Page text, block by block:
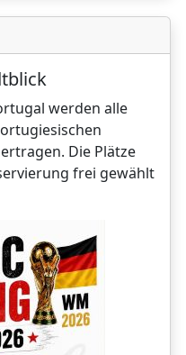
werden alle
Die Plätze
frei gewählt